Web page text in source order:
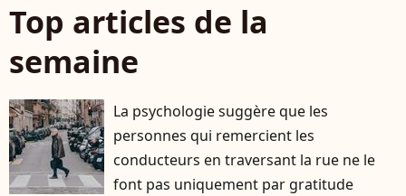
Top articles de la
semaine
La psychologie suggère que les
personnes qui remercient les
conducteurs en traversant la rue ne le
font pas uniquement par gratitude